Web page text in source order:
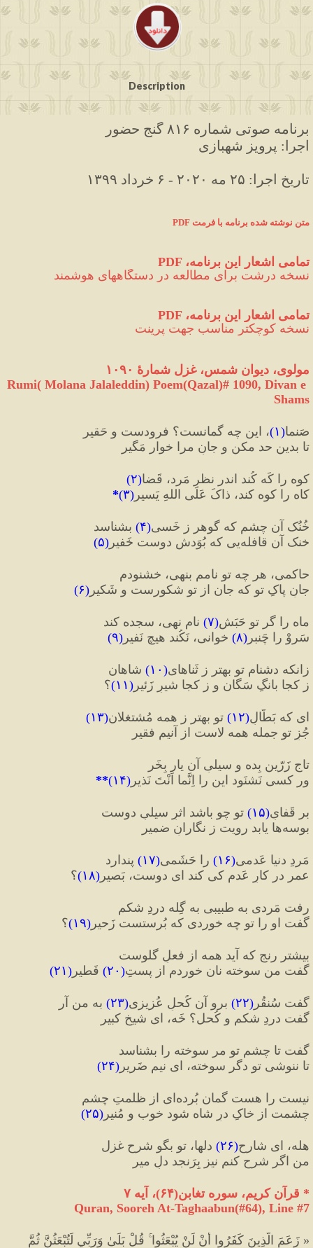
Description
برنامه صوتی شماره ۸۱۶ گنج حضور
اجرا: پرویز شهبازی
۱۳۹۹ تاریخ اجرا: ۲۵ مه ۲۰۲۰ - ۶ خرداد
PDF متن نوشته شده برنامه با فرمت
PDF ،تمامی اشعار این برنامه
نسخه درشت برای مطالعه در دستگاههای هوشمند
PDF ،تمامی اشعار این برنامه
نسخه کوچکتر مناسب جهت پرینت
مولوی، دیوان شمس، غزل شمارهٔ ۱۰۹۰
Rumi( Molana Jalaleddin) Poem(Qazal)# 1090, Divan e
Shams
صَنما(۱)، این چه گمانست؟ فرودست و حَقیر
تا بدین حد مکن و جانِ مرا خوار مَگیر
کوه را کَه کُند اندر نظرِ مَرد، قَضا(۲)
کاه را کوه کند، ذاکَ عَلَی اللهِ یَسیر (۳)
*
خُنُک آن چشم که گوهر ز خَسی(۴) بشناسد
خنک آن قافلهیی که بُوَدش دوست خَفیر (۵)
حاکمی، هر چه تو نامم بنهی، خشنودم
جانِ پاکِ تو که جان از تو شکورست و شَکیر (۶)
ماه را گر تو حَبَش(۷) نام نهی، سجده کند
سَروْ را چَنبر (٨) خوانی، نَکُند هیچ نَفیر (٩)
زانکه دشنامِ تو بهتر ز ثَناهای( ١٠) شاهان
ز کجا بانگِ سَگان و ز کجا شیرِ زَئیر (١١)؟
ای که بَطّالِ(۱۲) تو بهتر ز همه مُشتغلان(۱۳)
جُزِ تو جمله همه لاست از آنیم فقیر
تاجِ زَرّین بِده و سیلیِ آن یار بِخَر
ور کسی نَشنَود این را اِنَّما اَنْتَ نَذیر (١۴)
**
بر قَفایِ(۱۵) تو چو باشد اثرِ سیلیِ دوست
بوسهها یابد رویت ز نگارانِ ضمیر
مَردِ دنیا عَدمی(۱۶) را حَشَمی(۱۷) پندارد
عمر در کارِ عَدم کی کند ای دوست، بَصیر (۱۸)؟
رفت مَردی به طبیبی به گِله دردِ شکم
گفت او را تو چه خوردی که بُرستست زَحیر (۱۹)؟
بیشتر رنج که آید همه از فعلِ گلوست
گفت من سوخته نان خوردم از پِستِ( ۲۰) فَطیر (۲۱)
گفت سُنقُر (۲۲) برو آن کُحلِ عُزیزی(۲۳) به من آر
گفت دردِ شکم و کُحل؟ خَه، ای شیخِ کبیر
گفت تا چشم تو مر سوخته را بشناسد
تا ننوشی تو دگر سوخته، ای نیم ضَریر (۲۴)
نیست را هست گمان بُردهای از ظلمتِ چشم
چشمت از خاکِ درِ شاه شود خوب و مُنیر (۲۵)
هله، ای شارحِ(۲۶) دلها، تو بگو شرحِ غزل
من اگر شرح کنم نیز بِرَنجد دلِ میر
* قرآن کریم، سوره تغابن(۶۴)، آیه ۷
Quran, Sooreh At-Taghaabun(#64), Line #7
«